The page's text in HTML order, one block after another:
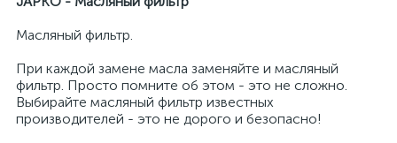
Масляный фильтр.
При каждой замене масла заменяйте и масляный
фильтр. Просто помните об этом - это не сложно.
Выбирайте масляный фильтр известных
производителей - это не дорого и безопасно!